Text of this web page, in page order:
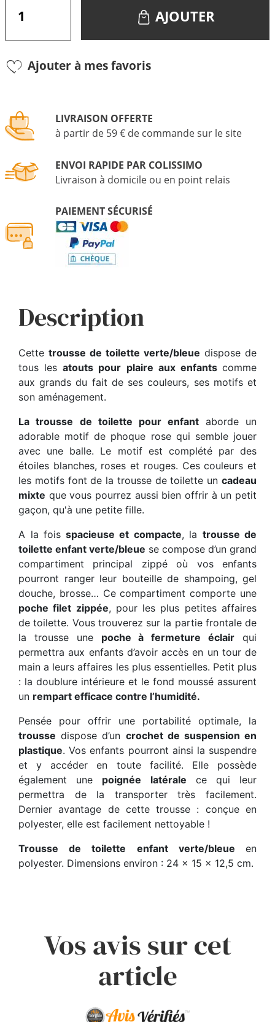
AJOUTER
Ajouter à mes favoris
LIVRAISON OFFERTE
à partir de 59 € de commande sur le site
ENVOI RAPIDE PAR COLISSIMO
Livraison à domicile ou en point relais
PAIEMENT SÉCURISÉ
Description
Cette trousse de toilette verte/bleue dispose de
tous lesatouts pour plaire aux enfantscomme
aux grands du fait de ses couleurs, ses motifs et
son aménagement.
La trousse de toilette pour enfant aborde un
adorable motif de phoque rose qui semble jouer
avec une balle. Le motif est complété par des
étoiles blanches, roses et rouges. Ces couleurs et
les motifs font de la trousse de toilette un cadeau
mixte que vous pourrez aussi bien offrir à un petit
gaçon, qu'à une petite fille.
A la fois spacieuse et compacte, la trousse de
toilette enfant verte/bleue se compose d’un grand
compartiment principal zippé où vos enfants
pourront ranger leur bouteille de shampoing, gel
douche, brosse… Ce compartiment comporte une
poche filet zippée, pour les plus petites affaires
de toilette. Vous trouverez sur la partie frontale de
la trousse une poche à fermeture éclair qui
permettra aux enfants d’avoir accès en un tour de
main a leurs affaires les plus essentielles. Petit plus
: la doublure intérieure et le fond moussé assurent
un rempart efficace contre l’humidité.
Pensée pour offrir une portabilité optimale, la
trousse dispose d’un crochet de suspension en
plastique. Vos enfants pourront ainsi la suspendre
et y accéder en toute facilité. Elle possède
également une poignée latérale ce qui leur
permettra de la transporter très facilement.
Dernier avantage de cette trousse : conçue en
polyester, elle est facilement nettoyable !
Trousse de toilette enfant verte/bleue en
polyester. Dimensions environ : 24 x 15 x 12,5 cm.
Vos avis sur cet
article